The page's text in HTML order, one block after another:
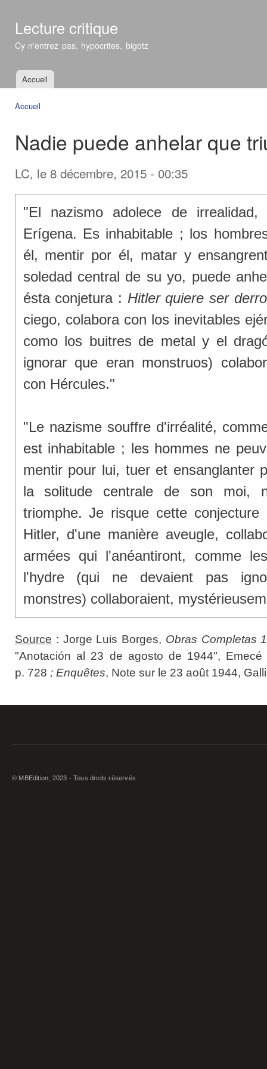
Lecture critique
Cy n'entrez pas, hypocrites, bigotz
Menu principal
Accueil
Accueil
Nadie puede anhelar que
LC, le 8 décembre, 2015 - 00:35
"El nazismo adolece de
Erígena. Es inhabitable ; los
él, mentir por él, matar y
soledad central de su yo, puede
ésta conjetura : Hitler quiere ser
ciego, colabora con los inevitables
como los buitres de metal y el
ignorar que eran monstruos)
con Hércules."
"Le nazisme souffre d'irréalité,
est inhabitable ; les hommes ne
mentir pour lui, tuer et ensanglanter
la solitude centrale de son moi,
triomphe. Je risque cette
Hitler, d'une manière aveugle,
armées qui l'anéantiront, comme
l'hydre (qui ne devaient pas
monstres) collaboraient,
Source : Jorge Luis Borges, Obras Completas
"Anotación al 23 de agosto de 1944", Emecé
p. 728 ; Enquêtes, Note sur le 23 août 1944,
© MBEdition, 2023 - Tous droits réservés